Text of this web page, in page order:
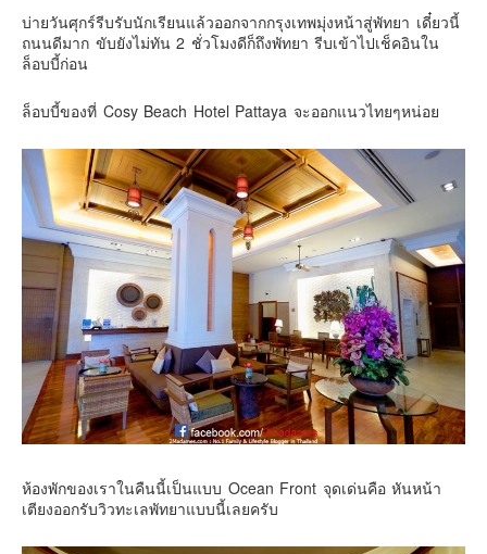
ฮอกไกโด
เอเชีย
สิงคโปร์
มาเลเชีย
เวียดนาม
ฮ่องกง
มาเก๊า
มัลดีฟส์
อินเดีย
อินโดนีเซีย
เกาหลีใต้
ฮ่องกง
ฟิลิปปินส์
บ่ายวันศุกร์รีบรับนักเรียนแล้วออกจากกรุงเทพมุ่งหน้าสู่พัทยา เดี๋ยวนี้
ถนนดีมาก ขับยังไม่ทัน 2 ชั่วโมงดีก็ถึงพัทยา รีบเข้าไปเช็คอินใน
ล็อบบี้ก่อน
ล็อบบี้ของที่ Cosy Beach Hotel Pattaya จะออกแนวไทยๆหน่อย
ห้องพักของเราในคืนนี้เป็นแบบ Ocean Front จุดเด่นคือ หันหน้า
เตียงออกรับวิวทะเลพัทยาแบบนี้เลยครับ